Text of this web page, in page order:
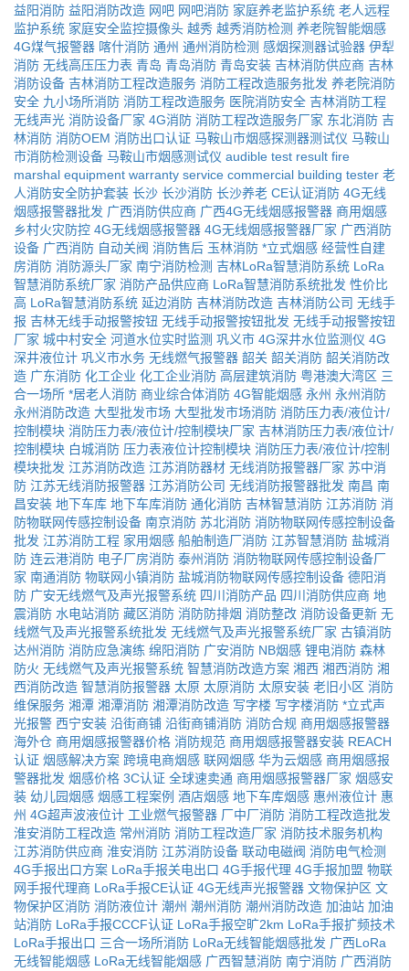
益阳消防 益阳消防改造 网吧 网吧消防 家庭养老监护系统 老人远程
监护系统 家庭安全监控摄像头 越秀 越秀消防检测 养老院智能烟感
4G煤气报警器 喀什消防 通州 通州消防检测 感烟探测器试验器 伊犁
消防 无线高压压力表 青岛 青岛消防 青岛安装 吉林消防供应商 吉林
消防设备 吉林消防工程改造服务 消防工程改造服务批发 养老院消防
安全 九小场所消防 消防工程改造服务 医院消防安全 吉林消防工程
无线声光 消防设备厂家 4G消防 消防工程改造服务厂家 东北消防 吉
林消防 消防OEM 消防出口认证 马鞍山市烟感探测器测试仪 马鞍山
市消防检测设备 马鞍山市烟感测试仪 audible test result fire
marshal equipment warranty service commercial building tester 老
人消防安全防护套装 长沙 长沙消防 长沙养老 CE认证消防 4G无线
烟感报警器批发 广西消防供应商 广西4G无线烟感报警器 商用烟感
乡村火灾防控 4G无线烟感报警器 4G无线烟感报警器厂家 广西消防
设备 广西消防 自动关阀 消防售后 玉林消防 *立式烟感 经营性自建
房消防 消防源头厂家 南宁消防检测 吉林LoRa智慧消防系统 LoRa
智慧消防系统厂家 消防产品供应商 LoRa智慧消防系统批发 性价比
高 LoRa智慧消防系统 延边消防 吉林消防改造 吉林消防公司 无线手
报 吉林无线手动报警按钮 无线手动报警按钮批发 无线手动报警按钮
厂家 城中村安全 河道水位实时监测 巩义市 4G深井水位监测仪 4G
深井液位计 巩义市水务 无线燃气报警器 韶关 韶关消防 韶关消防改
造 广东消防 化工企业 化工企业消防 高层建筑消防 粤港澳大湾区 三
合一场所 *居老人消防 商业综合体消防 4G智能烟感 永州 永州消防
永州消防改造 大型批发市场 大型批发市场消防 消防压力表/液位计/
控制模块 消防压力表/液位计/控制模块厂家 吉林消防压力表/液位计/
控制模块 白城消防 压力表液位计控制模块 消防压力表/液位计/控制
模块批发 江苏消防改造 江苏消防器材 无线消防报警器厂家 苏中消
防 江苏无线消防报警器 江苏消防公司 无线消防报警器批发 南昌 南
昌安装 地下车库 地下车库消防 通化消防 吉林智慧消防 江苏消防 消
防物联网传感控制设备 南京消防 苏北消防 消防物联网传感控制设备
批发 江苏消防工程 家用烟感 船舶制造厂消防 江苏智慧消防 盐城消
防 连云港消防 电子厂房消防 泰州消防 消防物联网传感控制设备厂
家 南通消防 物联网小镇消防 盐城消防物联网传感控制设备 德阳消
防 广安无线燃气及声光报警系统 四川消防产品 四川消防供应商 地
震消防 水电站消防 藏区消防 消防防排烟 消防整改 消防设备更新 无
线燃气及声光报警系统批发 无线燃气及声光报警系统厂家 古镇消防
达州消防 消防应急演练 绵阳消防 广安消防 NB烟感 锂电消防 森林
防火 无线燃气及声光报警系统 智慧消防改造方案 湘西 湘西消防 湘
西消防改造 智慧消防报警器 太原 太原消防 太原安装 老旧小区 消防
维保服务 湘潭 湘潭消防 湘潭消防改造 写字楼 写字楼消防 *立式声
光报警 西宁安装 沿街商铺 沿街商铺消防 消防合规 商用烟感报警器
海外仓 商用烟感报警器价格 消防规范 商用烟感报警器安装 REACH
认证 烟感解决方案 跨境电商烟感 联网烟感 华为云烟感 商用烟感报
警器批发 烟感价格 3C认证 全球速卖通 商用烟感报警器厂家 烟感安
装 幼儿园烟感 烟感工程案例 酒店烟感 地下车库烟感 惠州液位计 惠
州 4G超声波液位计 工业燃气报警器 厂中厂消防 消防工程改造批发
淮安消防工程改造 常州消防 消防工程改造厂家 消防技术服务机构
江苏消防供应商 淮安消防 江苏消防设备 联动电磁阀 消防电气检测
4G手报出口方案 LoRa手报关电出口 4G手报代理 4G手报加盟 物联
网手报代理商 LoRa手报CE认证 4G无线声光报警器 文物保护区 文
物保护区消防 消防液位计 潮州 潮州消防 潮州消防改造 加油站 加油
站消防 LoRa手报CCCF认证 LoRa手报空旷2km LoRa手报扩频技术
LoRa手报出口 三合一场所消防 LoRa无线智能烟感批发 广西LoRa
无线智能烟感 LoRa无线智能烟感 广西智慧消防 南宁消防 广西消防